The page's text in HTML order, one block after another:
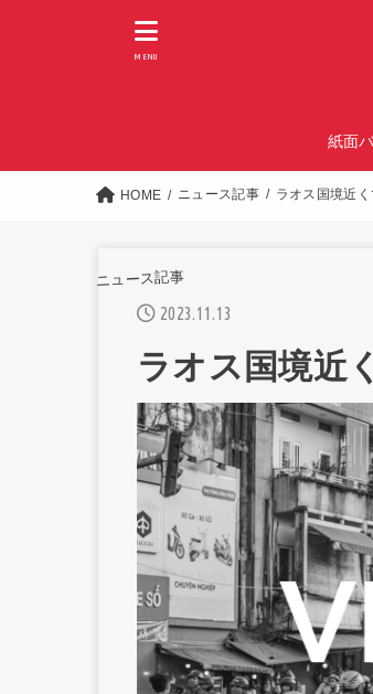
紙面
MENU
HOME ニュース記事 ラオス国境近
ニュース記事
2023.11.13
ラオス国境近